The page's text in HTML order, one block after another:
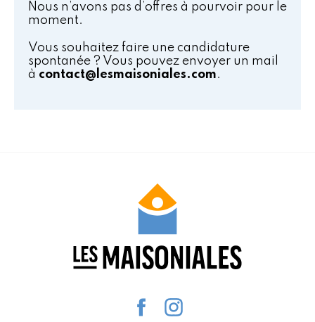
Nous n’avons pas d’offres à pourvoir pour le
moment.
Vous souhaitez faire une candidature
spontanée ? Vous pouvez envoyer un mail
à contact@lesmaisoniales.com.